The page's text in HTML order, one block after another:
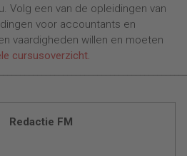
Volg een van de opleidingen van
voor accountants en
vaardigheden willen en moeten
cursusoverzicht.
Redactie FM